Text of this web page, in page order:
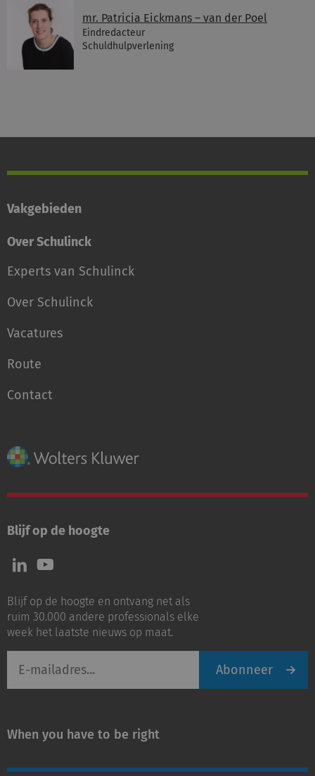
mr. Patricia Eickmans – van der Poel
Eindredacteur
Schuldhulpverlening
Vakgebieden
Over Schulinck
Experts van Schulinck
Over Schulinck
Vacatures
Route
Contact
Blijf op de hoogte
Volg
ons
LinkedIn
Volg
ons
Youtube
Blijf op de hoogte en ontvang net als
ruim 30.000 andere professionals elke
week het laatste nieuws op maat.
mailadres
Abonneer
When you have to be right